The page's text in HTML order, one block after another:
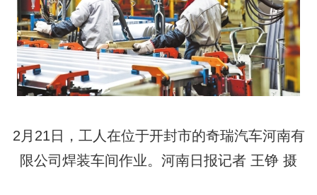
2月21日，工人在位于开封市的奇瑞汽车河南有
限公司焊装车间作业。河南日报记者 王铮 摄